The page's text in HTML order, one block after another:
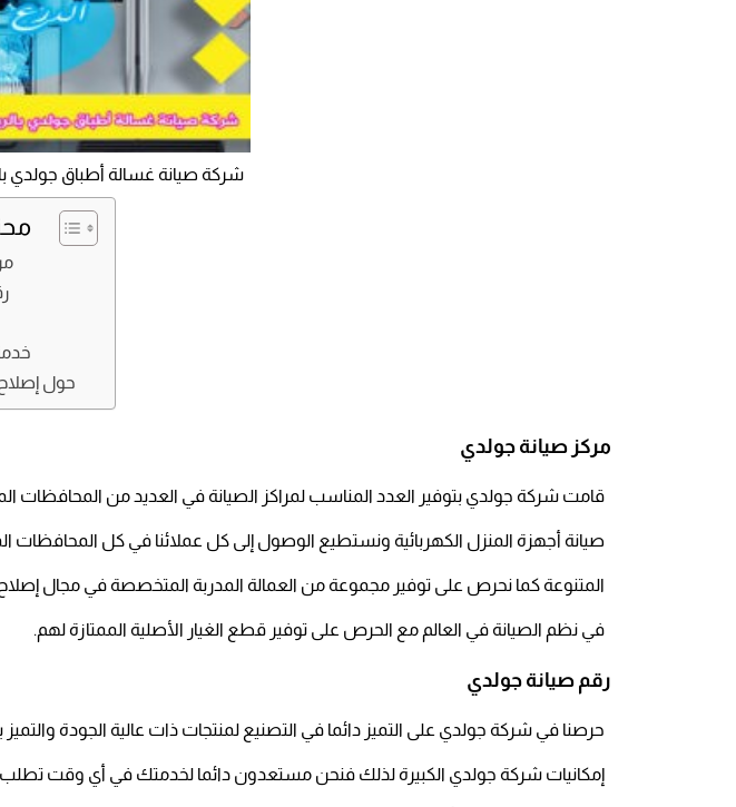
شركة صيانة غسالة أطباق جولدي
حول
مركز صيانة جولدي
قامت شركة جولدي بتوفير العدد المناسب لمراكز الصيانة في العديد من
صيانة أجهزة المنزل الكهربائية ونستطيع الوصول إلى كل عملائنا في كل المحافظات
المتنوعة كما نحرص على توفير مجموعة من العمالة المدربة المتخصصة في مجال إصلاح
في نظم الصيانة في العالم مع الحرص على توفير قطع الغيار الأصلية الممتازة لهم.
رقم صيانة جولدي
حرصنا في شركة جولدي على التميز دائما في التصنيع لمنتجات ذات عالية الجودة
إمكانيات شركة جولدي الكبيرة لذلك فنحن مستعدون دائما لخدمتك في أي وقت